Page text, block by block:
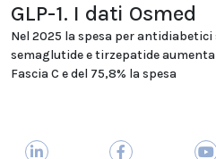
GLP-1. I dati Osmed
Nel 2025 la spesa per
semaglutide e tirzepatide
Fascia C e del 75,8% la spesa